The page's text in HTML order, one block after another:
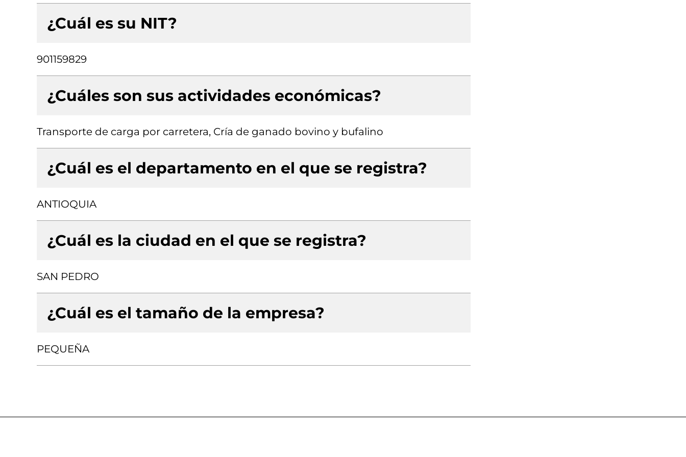
¿Cuál es su NIT?
901159829
¿Cuáles son sus actividades económicas?
Transporte de carga por carretera, Cría de ganado bovino y bufalino
¿Cuál es el departamento en el que se registra?
ANTIOQUIA
¿Cuál es la ciudad en el que se registra?
SAN PEDRO
¿Cuál es el tamaño de la empresa?
PEQUEÑA